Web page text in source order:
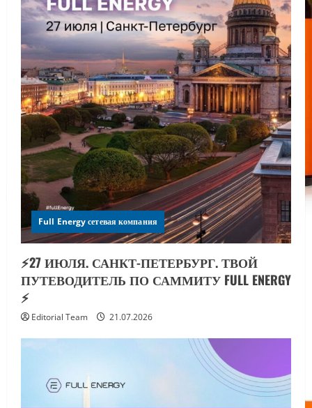
Full Energy сетевая компания
⚡️27 ИЮЛЯ. САНКТ-ПЕТЕРБУРГ. ТВОЙ
ПУТЕВОДИТЕЛЬ ПО САММИТУ FULL ENERGY
⚡️
Editorial Team 21.07.2026